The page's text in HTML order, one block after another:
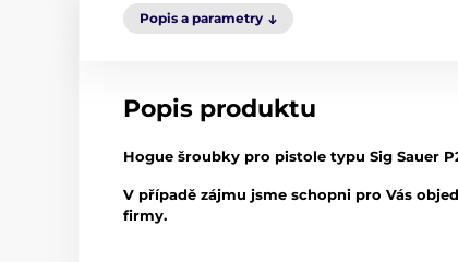
Popis a parametry
Popis produktu
Hogue šroubky pro pistole typu Sig Sauer
V případě zájmu jsme schopni pro Vás
firmy.